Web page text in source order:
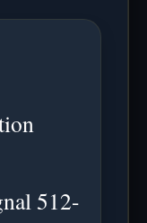
512-